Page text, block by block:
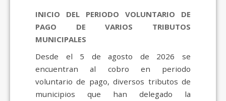
INICIO DEL PERIODO VOLUNTARIO DE
PAGO DE VARIOS TRIBUTOS
MUNICIPALES
Desde el 5 de agosto de 2026 se
encuentran al cobro en periodo
voluntario de pago, diversos tributos de
municipios que han delegado la